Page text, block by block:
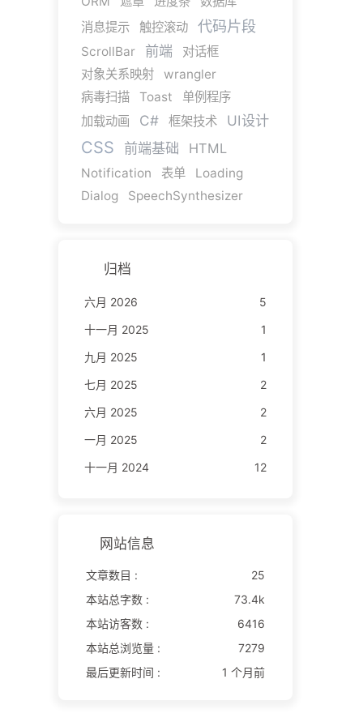
消息提示
触控滚动 代码片段
ScrollBar 前端
对话框
对象关系映射
wrangler
病毒扫描
Toast
单例程序
加载动画
C# 框架技术 UI设计
CSS 前端基础 HTML
Notification 表单
Loading
Dialog
SpeechSynthesizer
归档
六月 2026
5
十一月 2025
1
九月 2025
1
七月 2025
2
六月 2025
2
一月 2025
2
十一月 2024
12
网站信息
文章数目 :
25
本站总字数 :
73.4k
本站访客数 :
6416
本站总浏览量 :
7279
最后更新时间 :
1 个月前